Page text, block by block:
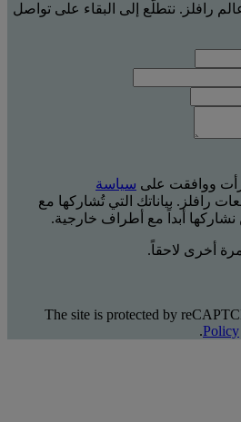
رافلز. نتطلّع إلى البقاء على تواصل
ووافقت على سياسة
رافلز. بياناتك التي تُشاركها مع
نشاركها أبداً مع أطراف خارجية.
أخرى لاحقاً.
The site is protected by
Policy